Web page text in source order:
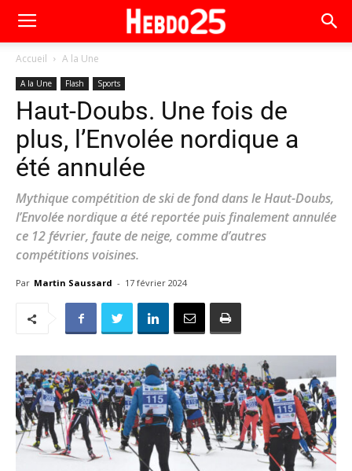
Accueil A la Une
A la Une Flash Sports
Haut-Doubs. Une fois de
plus, l’Envolée nordique a
été annulée
Mythique compétition de ski de fond dans le Haut-Doubs,
l’Envolée nordique a été reportée puis finalement annulée
ce 12 février, faute de neige, comme d’autres
compétitions voisines.
Par Martin Saussard - 17 février 2024